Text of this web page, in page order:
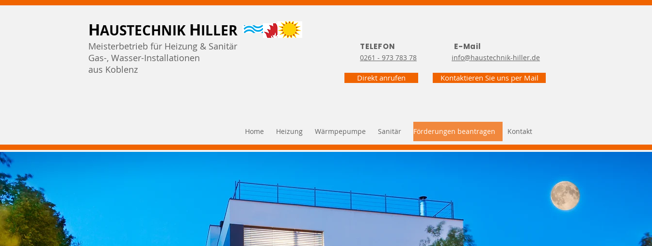
HAUSTECHNIK HILLER
Meisterbetrieb für Heizung & Sanitär
Gas-, Wasser-Installationen
aus Koblenz
TELEFON
0261 - 973 783 78
E-Mail
info@haustechnik-hiller.de
Direkt anrufen Kontaktieren Sie uns per Mail
Home Heizung Wärmpepumpe Sanitär Förderungen beantragen Kontakt